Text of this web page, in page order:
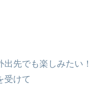
出先でも楽しみたい
受けて